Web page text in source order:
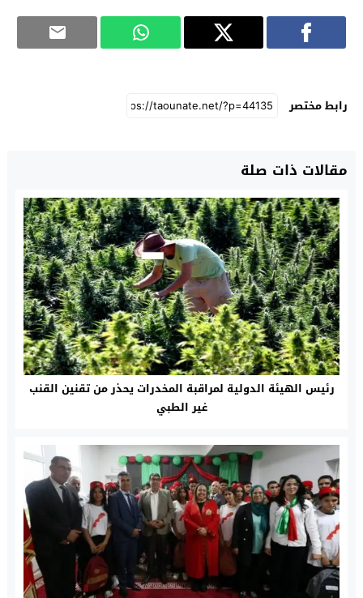
رابط مختصر
مقالات ذات صلة
رئيس الهيئة الدولية لمراقبة المخدرات يحذر من تقنين القنب
غير الطبي